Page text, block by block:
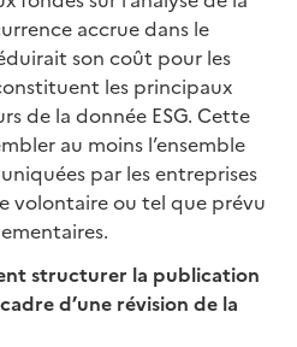
accrue dans le
son coût pour les
les principaux
de la donnée ESG. Cette
au moins l’ensemble
par les entreprises
volontaire ou tel que prévu
structurer la publication
d’une révision de la